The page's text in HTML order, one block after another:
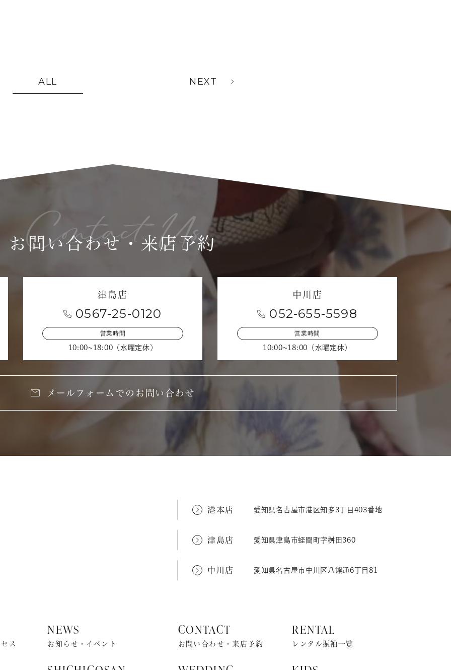
ALL NEXT
お問い合わせ・来店予約
津島店
0567-25-0120
営業時間
10:00~18:00（水曜定休）
中川店
052-655-5598
営業時間
10:00~18:00（水曜定休）
メールフォームでのお問い合わせ
港本店 愛知県名古屋市港区知多3丁目403番地
津島店 愛知県津島市蛭間町字桝田360
中川店 愛知県名古屋市中川区八熊通6丁目81
ス
NEWS
お知らせ・イベント
CONTACT
お問い合わせ・来店予約
RENTAL
レンタル振袖一覧